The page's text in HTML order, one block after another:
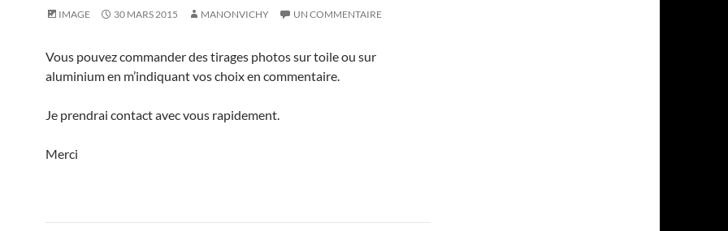
IMAGE 30 MARS 2015 MANONVICHY UN COMMENTAIRE
Vous pouvez commander des tirages photos sur toile ou sur
aluminium en m’indiquant vos choix en commentaire.
Je prendrai contact avec vous rapidement.
Merci